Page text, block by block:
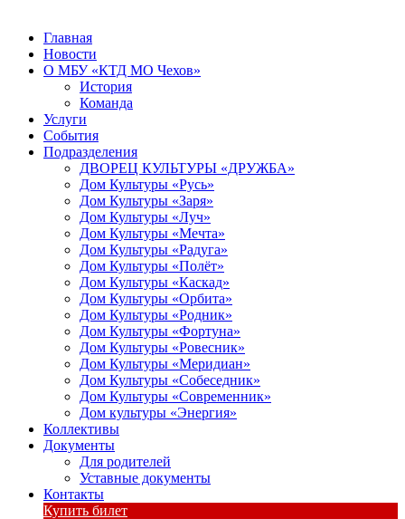
Главная
Новости
О МБУ «КТД МО Чехов»
История
Команда
Услуги
События
Подразделения
ДВОРЕЦ КУЛЬТУРЫ «ДРУЖБА»
Дом Культуры «Русь»
Дом Культуры «Заря»
Дом Культуры «Луч»
Дом Культуры «Мечта»
Дом Культуры «Радуга»
Дом Культуры «Полёт»
Дом Культуры «Каскад»
Дом Культуры «Орбита»
Дом Культуры «Родник»
Дом Культуры «Фортуна»
Дом Культуры «Ровесник»
Дом Культуры «Меридиан»
Дом Культуры «Собеседник»
Дом Культуры «Современник»
Дом культуры «Энергия»
Коллективы
Документы
Для родителей
Уставные документы
Контакты
Купить билет